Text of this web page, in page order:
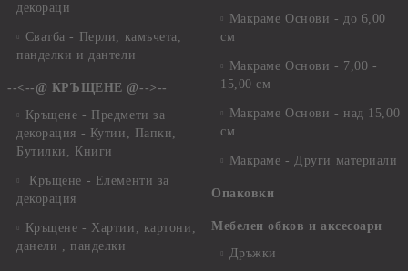
декораци
Сватба - Перли, камъчета,
панделки и дантели
--<--@ КРЪЩЕНЕ @-->--
Кръщене - Предмети за
декорация - Кутии, Папки,
Бутилки, Книги
Кръщене - Елементи за
декорация
Кръщене - Хартии, картони,
данели , панделки
Макраме Основи - до 6,00
см
Макраме Основи - 7,00 -
15,00 см
Макраме Основи - над 15,00
см
Макраме - Други материали
Опаковки
Мебелен обков и аксесоари
Дръжки